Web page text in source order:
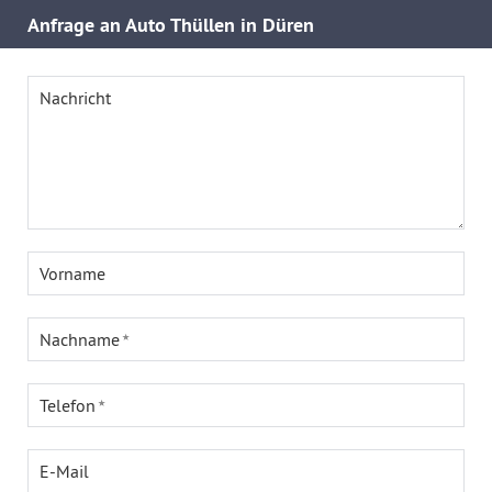
Anfrage an Auto Thüllen in Düren
Nachricht
Vorname
Nachname
Telefon
E-Mail